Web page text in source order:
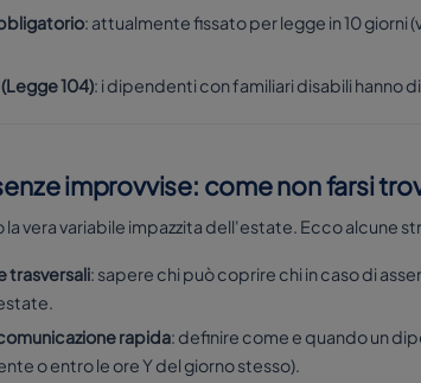
: attualmente fissato per legge in 10 giorni
104): i dipendenti con familiari disabili hanno
improvvise: come non farsi
la vera variabile impazzita dell'estate. Ecco alcune
trasversali: sapere chi può coprire chi in caso di
rapida: definire come e quando un
o entro le ore Y del giorno stesso).